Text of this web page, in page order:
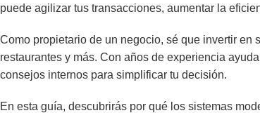
puede agilizar tus transacciones, aumentar la
Como propietario de un negocio, sé que invertir en
restaurantes y más. Con años de experiencia
consejos internos para simplificar tu decisión.
En esta guía, descubrirás por qué los sistemas